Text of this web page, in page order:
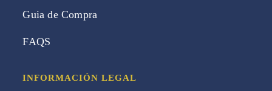
Guia de Compra
FAQS
INFORMACIÓN LEGAL